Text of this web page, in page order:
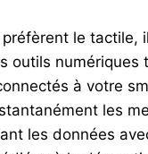
le tactile,
outils numériques
à votre
les
les données